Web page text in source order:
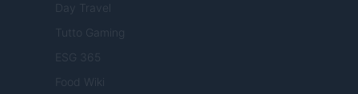
Day Travel
Tutto Gaming
ESG 365
Food Wiki